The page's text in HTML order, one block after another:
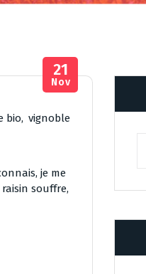
bio, vignoble
21
Nov
je me
souffre,